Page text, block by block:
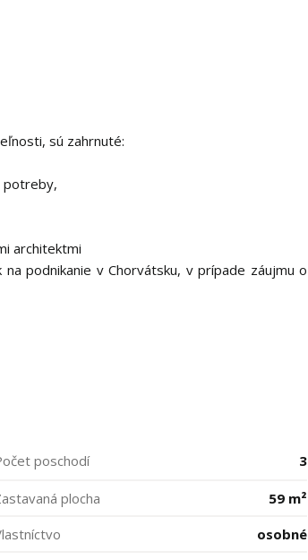
sú zahrnuté:
potreby,
architektmi
podnikanie v Chorvátsku, v prípade záujmu o
poschodí 3
plocha
59 m²
osobné